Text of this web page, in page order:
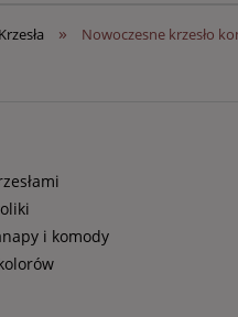
Krzesła » Nowoczesne krzesło
i komody